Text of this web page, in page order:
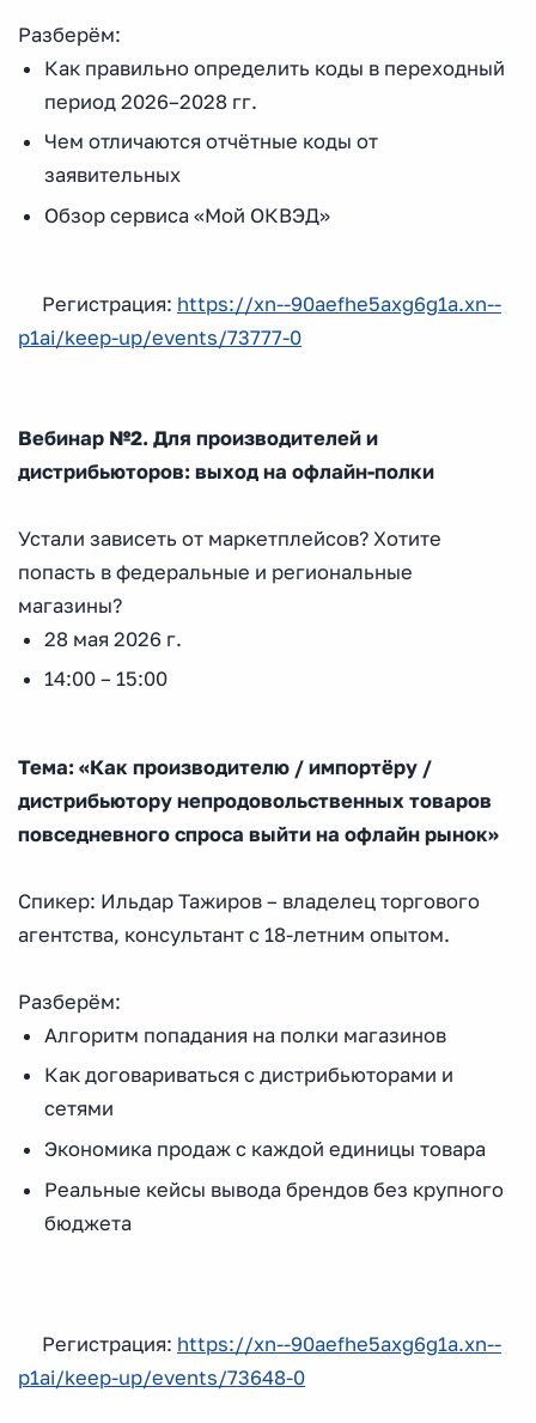
Разберём:
Как правильно определить коды в переходный
период 2026–2028 гг.
Чем отличаются отчётные коды от
заявительных
Обзор сервиса «Мой ОКВЭД»
Регистрация: https://xn--90aefhe5axg6g1a.xn--
p1ai/keep-up/events/73777-0
Вебинар №2. Для производителей и
дистрибьюторов: выход на офлайн-полки
Устали зависеть от маркетплейсов? Хотите
попасть в федеральные и региональные
магазины?
28 мая 2026 г.
14:00 – 15:00
Тема: «Как производителю / импортёру /
дистрибьютору непродовольственных товаров
повседневного спроса выйти на офлайн рынок»
Спикер: Ильдар Тажиров – владелец торгового
агентства, консультант с 18-летним опытом.
Разберём:
Алгоритм попадания на полки магазинов
Как договариваться с дистрибьюторами и
сетями
Экономика продаж с каждой единицы товара
Реальные кейсы вывода брендов без крупного
бюджета
Регистрация: https://xn--90aefhe5axg6g1a.xn--
p1ai/keep-up/events/73648-0